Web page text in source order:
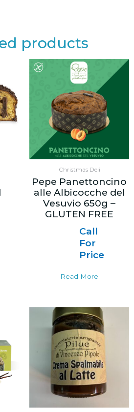
products
Christmas Deli
Pepe Panettoncino
alle Albicocche del
Vesuvio 650g –
GLUTEN FREE
Call
For
Price
Read More